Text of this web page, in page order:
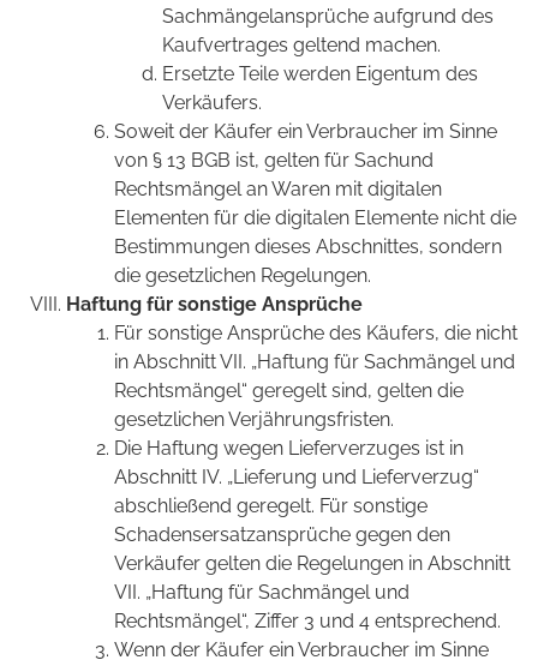
Sachmängelansprüche aufgrund des
Kaufvertrages geltend machen.
Ersetzte Teile werden Eigentum des
Verkäufers.
Soweit der Käufer ein Verbraucher im Sinne
von § 13 BGB ist, gelten für Sachund
Rechtsmängel an Waren mit digitalen
Elementen für die digitalen Elemente nicht die
Bestimmungen dieses Abschnittes, sondern
die gesetzlichen Regelungen.
Haftung für sonstige Ansprüche
Für sonstige Ansprüche des Käufers, die nicht
in Abschnitt VII. „Haftung für Sachmängel und
Rechtsmängel“ geregelt sind, gelten die
gesetzlichen Verjährungsfristen.
Die Haftung wegen Lieferverzuges ist in
Abschnitt IV. „Lieferung und Lieferverzug“
abschließend geregelt. Für sonstige
Schadensersatzansprüche gegen den
Verkäufer gelten die Regelungen in Abschnitt
VII. „Haftung für Sachmängel und
Rechtsmängel“, Ziffer 3 und 4 entsprechend.
Wenn der Käufer ein Verbraucher im Sinne